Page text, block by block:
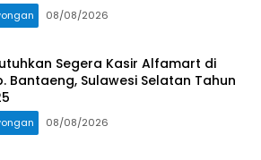
08/08/2026
Segera Kasir Alfamart di
Bantaeng, Sulawesi Selatan Tahun
08/08/2026